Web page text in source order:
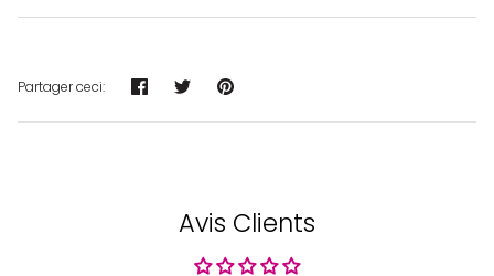
Partager ceci: PartagerTweeterÉpingler
Avis Clients